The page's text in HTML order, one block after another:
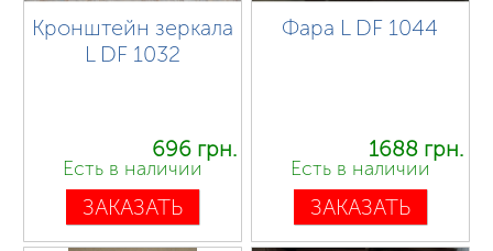
Кронштейн зеркала
L DF 1032
696 грн.
Есть в наличии
ЗАКАЗАТЬ
Фара L DF 1044
1688 грн.
Есть в наличии
ЗАКАЗАТЬ